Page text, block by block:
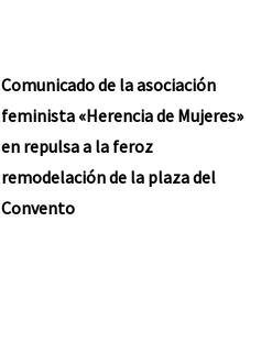
Comunicado de la asociación
feminista «Herencia de Mujeres»
en repulsa a la feroz
remodelación de la plaza del
Convento